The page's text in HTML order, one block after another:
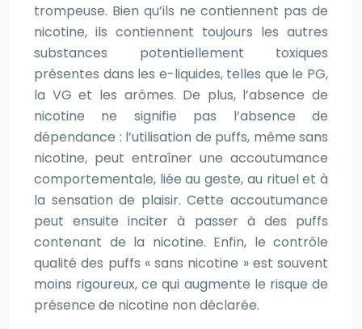
trompeuse. Bien qu’ils ne contiennent pas de
nicotine, ils contiennent toujours les autres
substances potentiellement toxiques
présentes dans les e-liquides, telles que le PG,
la VG et les arômes. De plus, l’absence de
nicotine ne signifie pas l’absence de
dépendance : l’utilisation de puffs, même sans
nicotine, peut entraîner une accoutumance
comportementale, liée au geste, au rituel et à
la sensation de plaisir. Cette accoutumance
peut ensuite inciter à passer à des puffs
contenant de la nicotine. Enfin, le contrôle
qualité des puffs « sans nicotine » est souvent
moins rigoureux, ce qui augmente le risque de
présence de nicotine non déclarée.